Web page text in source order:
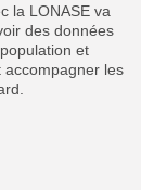
la LONASE va
des données
et
accompagner les